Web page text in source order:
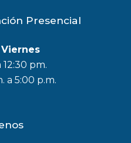
Presencial
12:30 pm.
a 5:00 p.m.